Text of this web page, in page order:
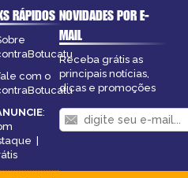
RÁPIDOS
com o
:
|
NOVIDADES POR E-
MAIL
Receba grátis as
principais notícias,
dicas e promoções